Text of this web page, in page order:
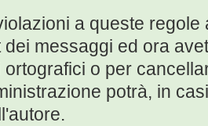
a queste regole
messaggi ed ora
o per
potrà, in